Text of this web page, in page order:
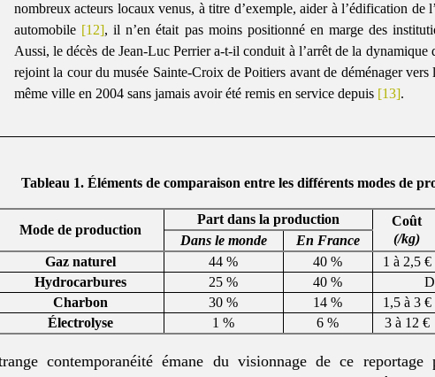
nombreux acteurs locaux venus, à titre d’exemple, aider à l’édification
automobile [12], il n’en était pas moins positionné en marge des
Aussi, le décès de Jean-Luc Perrier a-t-il conduit à l’arrêt de la
rejoint la cour du musée Sainte-Croix de Poitiers avant de déménager
même ville en 2004 sans jamais avoir été remis en service depuis [13].
Tableau 1. Éléments de comparaison entre les différents modes de
Mode de production
Part dans la production
Coût
(/kg)
Dans le monde
En France
Gaz naturel
44 % 40 % 1 à 2,5 €
Hydrocarbures
25 % 40 %
Charbon
30 % 14 % 1,5 à 3 €
Électrolyse
1 % 6 % 3 à 12 €
contemporanéité émane du visionnage de ce